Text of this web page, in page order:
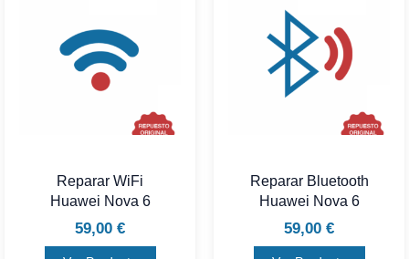
Reparar WiFi
Huawei Nova 6
59,00 €
Reparar Bluetooth
Huawei Nova 6
59,00 €